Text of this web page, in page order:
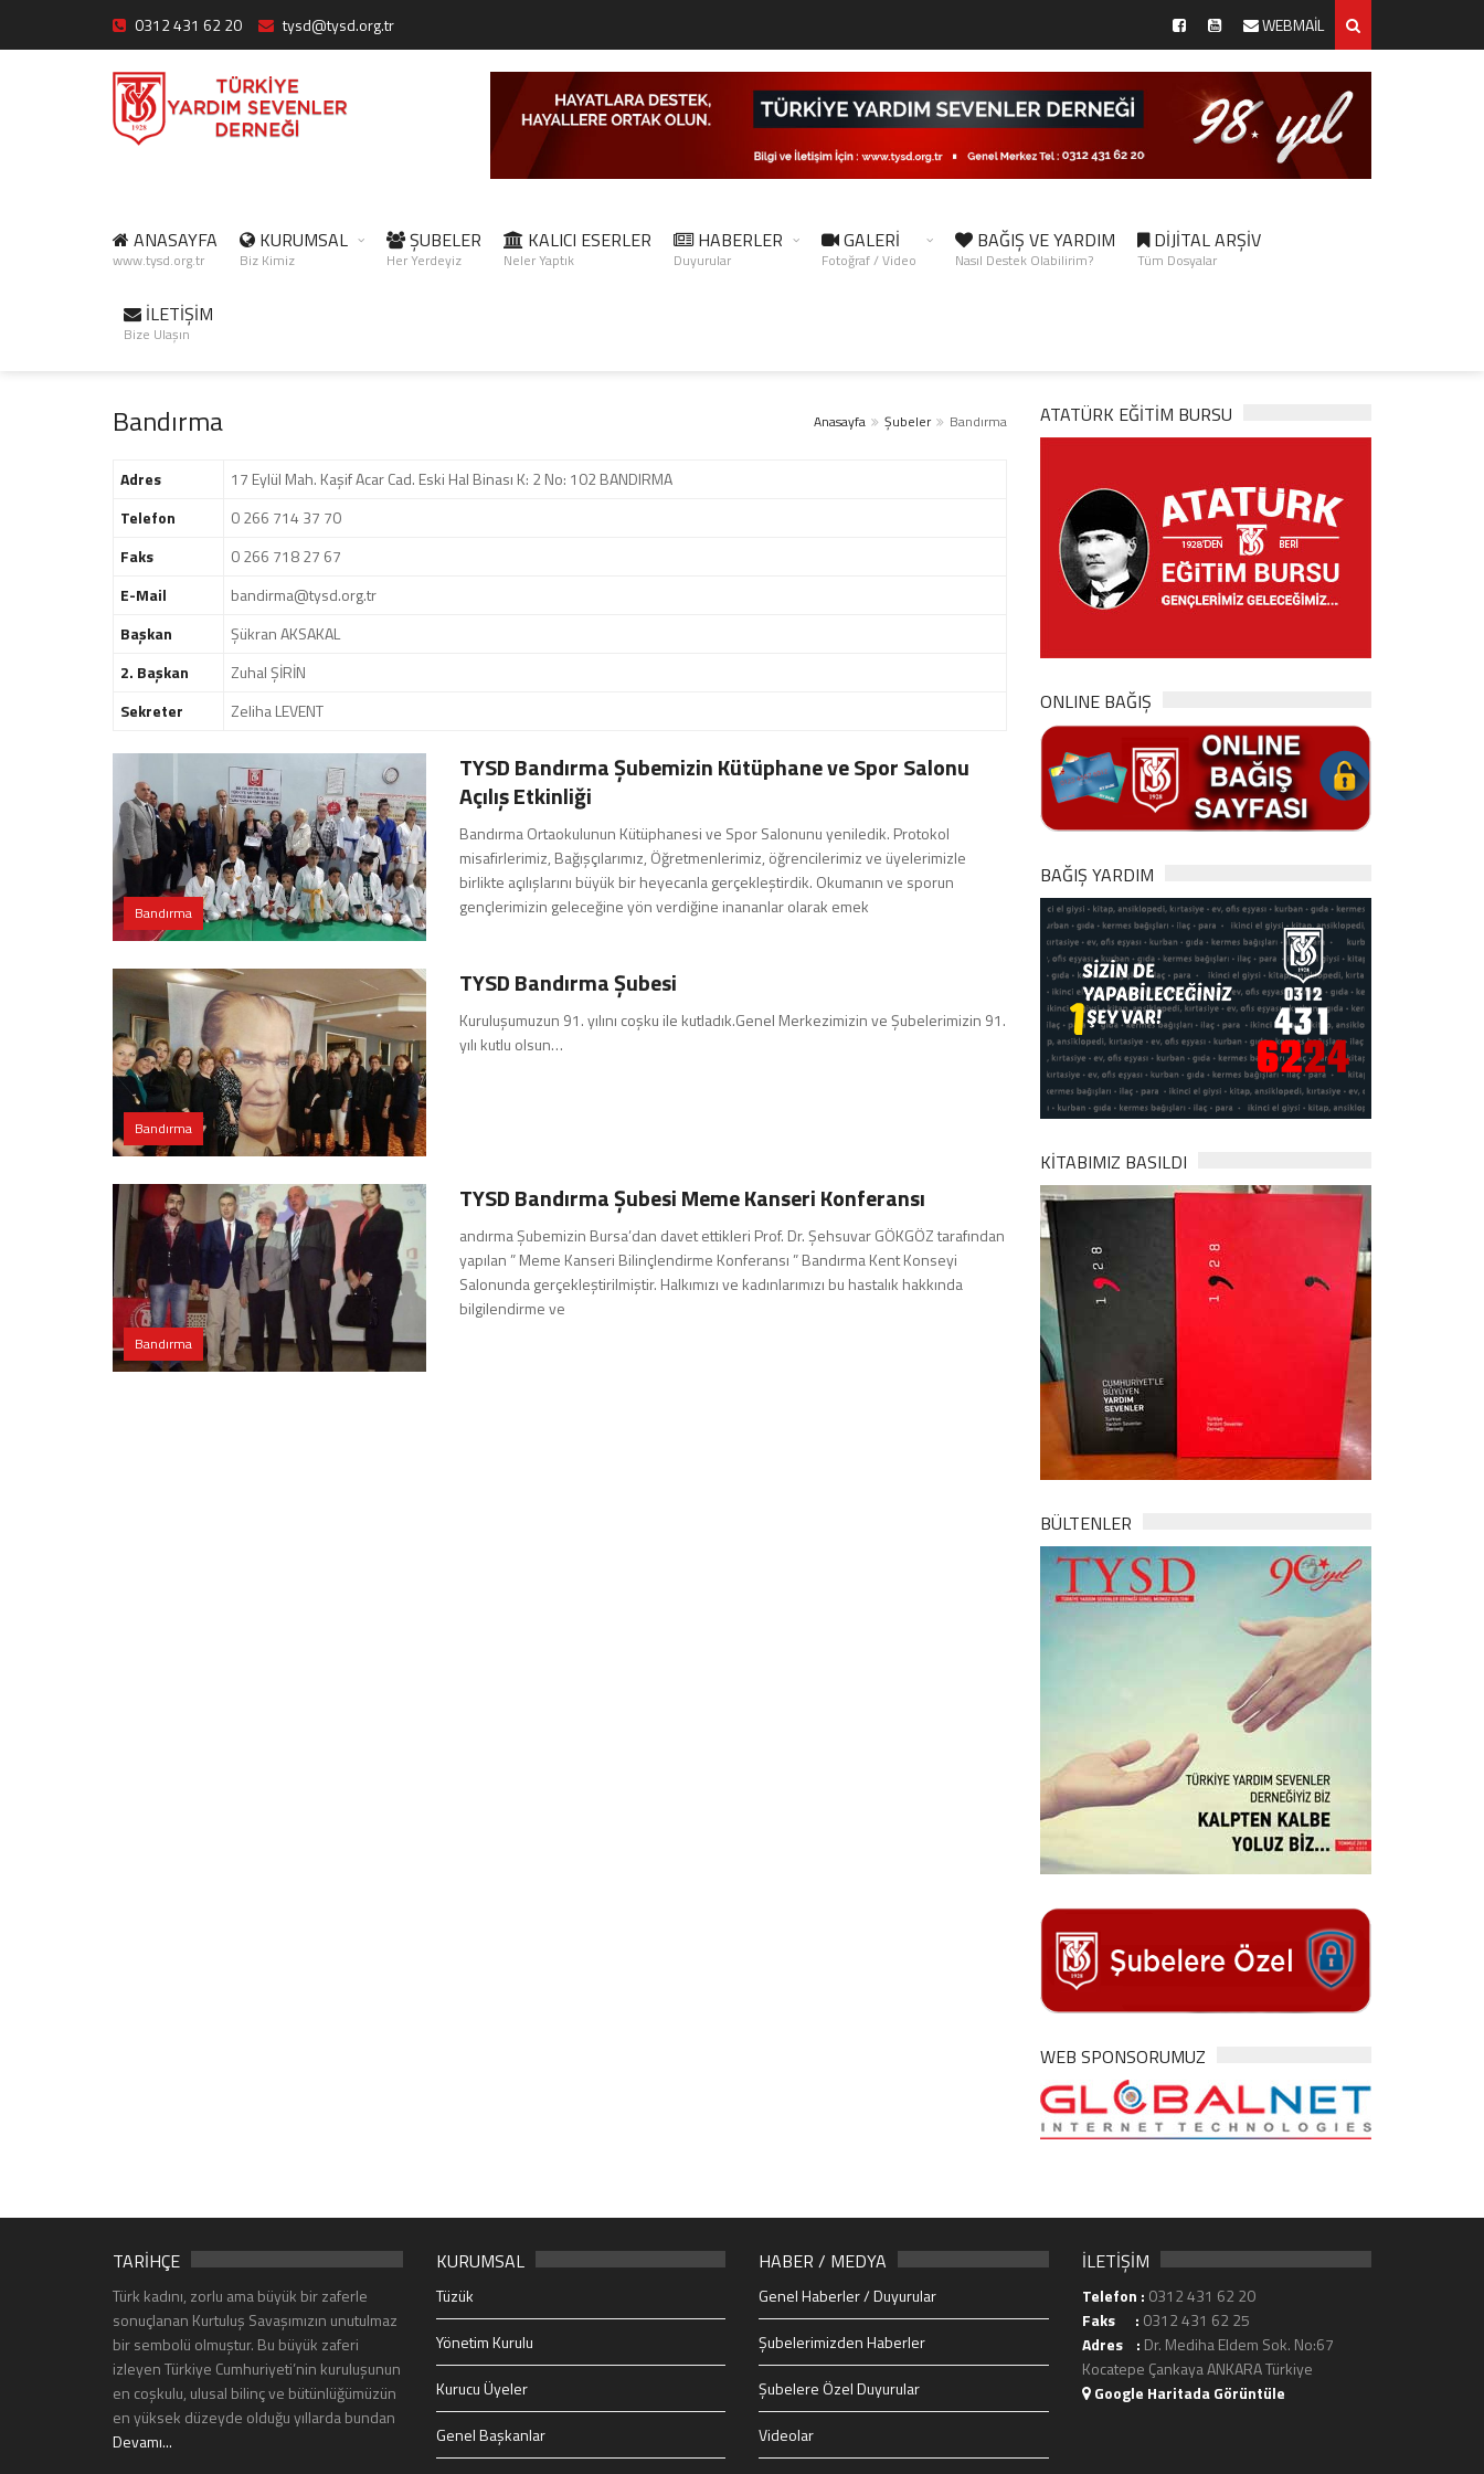
0312 431 62 20 tysd@tysd.org.tr WEBMAİL
ANASAYFA
www.tysd.org.tr
KURUMSAL
Biz Kimiz
ŞUBELER
Her Yerdeyiz
KALICI ESERLER
Neler Yaptık
HABERLER
Duyurular
GALERİ
Fotoğraf / Video
BAĞIŞ VE YARDIM
Nasıl Destek Olabilirim?
DİJİTAL ARŞİV
Tüm Dosyalar
İLETİŞİM
Bize Ulaşın
Bandırma Anasayfa Şubeler Bandırma
Adres
17 Eylül Mah. Kaşif Acar Cad. Eski Hal Binası K: 2 No: 102 BANDIRMA
Telefon
0 266 714 37 70
Faks
0 266 718 27 67
E-Mail
bandirma@tysd.org.tr
Başkan
Şükran AKSAKAL
2. Başkan
Zuhal ŞİRİN
Sekreter
Zeliha LEVENT
Bandırma
TYSD Bandırma Şubemizin Kütüphane ve Spor Salonu
Açılış Etkinliği
Bandırma Ortaokulunun Kütüphanesi ve Spor Salonunu yeniledik. Protokol
misafirlerimiz, Bağışçılarımız, Öğretmenlerimiz, öğrencilerimiz ve üyelerimizle
birlikte açılışlarını büyük bir heyecanla gerçekleştirdik. Okumanın ve sporun
gençlerimizin geleceğine yön verdiğine inananlar olarak emek
Bandırma
TYSD Bandırma Şubesi
Kuruluşumuzun 91. yılını coşku ile kutladık.Genel Merkezimizin ve Şubelerimizin 91.
yılı kutlu olsun…
Bandırma
TYSD Bandırma Şubesi Meme Kanseri Konferansı
andırma Şubemizin Bursa’dan davet ettikleri Prof. Dr. Şehsuvar GÖKGÖZ tarafından
yapılan ” Meme Kanseri Bilinçlendirme Konferansı ” Bandırma Kent Konseyi
Salonunda gerçekleştirilmiştir. Halkımızı ve kadınlarımızı bu hastalık hakkında
bilgilendirme ve
ATATÜRK EĞITIM BURSU
ONLINE BAĞIŞ
BAĞIŞ YARDIM
KİTABIMIZ BASILDI
BÜLTENLER
WEB SPONSORUMUZ
TARİHÇE
Türk kadını, zorlu ama büyük bir zaferle
sonuçlanan Kurtuluş Savaşımızın unutulmaz
bir sembolü olmuştur. Bu büyük zaferi
izleyen Türkiye Cumhuriyeti’nin kuruluşunun
en coşkulu, ulusal bilinç ve bütünlüğümüzün
en yüksek düzeyde olduğu yıllarda bundan
Devamı...
KURUMSAL
Tüzük
Yönetim Kurulu
Kurucu Üyeler
Genel Başkanlar
HABER / MEDYA
Genel Haberler / Duyurular
Şubelerimizden Haberler
Şubelere Özel Duyurular
Videolar
İLETİŞİM
Telefon : 0312 431 62 20
Faks : 0312 431 62 25
Adres : Dr. Mediha Eldem Sok. No:67
Kocatepe Çankaya ANKARA Türkiye
Google Haritada Görüntüle